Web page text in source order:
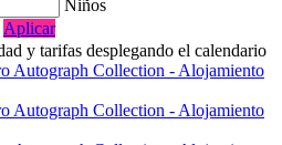
Niños
Aplicar
y tarifas desplegando el calendario